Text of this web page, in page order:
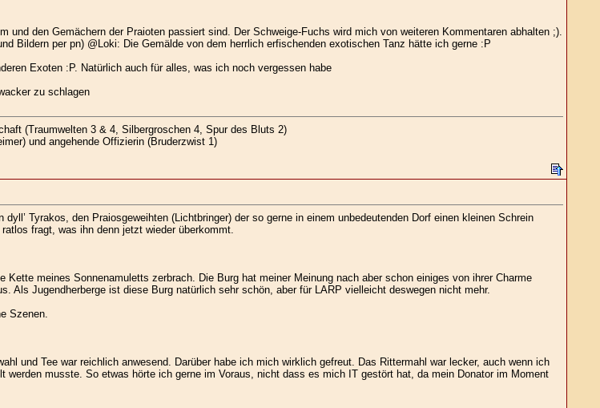
den Gemächern der Praioten passiert sind. Der Schweige-Fuchs wird mich von weiteren Kommentaren abhalten ;).
Bildern per pn) @Loki: Die Gemälde von dem herrlich erfischenden exotischen Tanz hätte ich gerne :P
Exoten :P. Natürlich auch für alles, was ich noch vergessen habe
zu schlagen
(Traumwelten 3 & 4, Silbergroschen 4, Spur des Bluts 2)
und angehende Offizierin (Bruderzwist 1)
Tyrakos, den Praiosgeweihten (Lichtbringer) der so gerne in einem unbedeutenden Dorf einen kleinen Schrein
fragt, was ihn denn jetzt wieder überkommt.
meines Sonnenamuletts zerbrach. Die Burg hat meiner Meinung nach aber schon einiges von ihrer Charme
Als Jugendherberge ist diese Burg natürlich sehr schön, aber für LARP vielleicht deswegen nicht mehr.
Szenen.
und Tee war reichlich anwesend. Darüber habe ich mich wirklich gefreut. Das Rittermahl war lecker, auch wenn ich
musste. So etwas hörte ich gerne im Voraus, nicht dass es mich IT gestört hat, da mein Donator im Moment